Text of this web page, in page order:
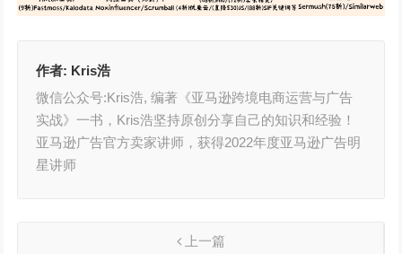
作者: Kris浩
微信公众号:Kris浩, 编著《亚马逊跨境电商运营与广告
实战》一书，Kris浩坚持原创分享自己的知识和经验！
亚马逊广告官方卖家讲师，获得2022年度亚马逊广告明
星讲师
上一篇